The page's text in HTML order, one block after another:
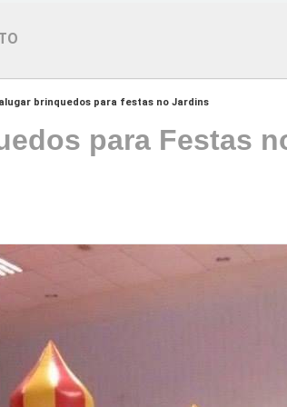
alugar brinquedos para festas no Jardins
para Festas